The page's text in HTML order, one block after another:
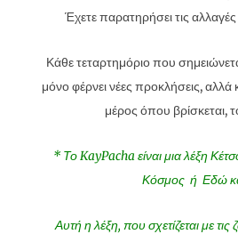
Έχετε παρατηρήσει τις
Κάθε τεταρτημόριο που
μόνο φέρνει νέες προκλήσεις, αλλά
μέρος όπου βρίσκεται,
* Το KayPacha είναι μια λέξη
Κόσμος ή Εδώ
Αυτή η λέξη, που σχετίζεται με